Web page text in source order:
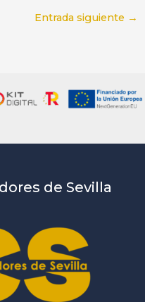
Entrada siguiente →
de Sevilla